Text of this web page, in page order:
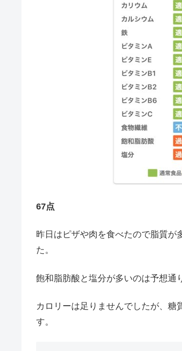
67点
昨日はピザや肉を食べたので脂質が
た。
飽和脂肪酸と塩分が多いのは予想通
カロリーは足りませんでしたが、
す。